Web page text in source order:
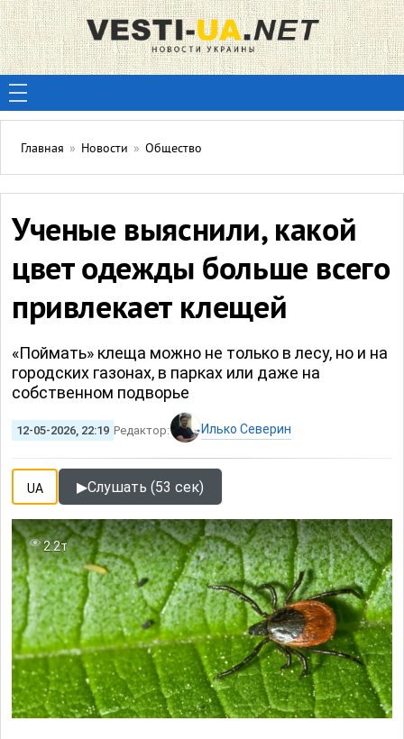
Главная » Новости » Общество
Ученые выяснили, какой
цвет одежды больше всего
привлекает клещей
«Поймать» клеща можно не только в лесу, но и на
городских газонах, в парках или даже на
собственном подворье
12-05-2026, 22:19 Редактор: Илько Северин
UA ▶Слушать (53 сек)
2.2т